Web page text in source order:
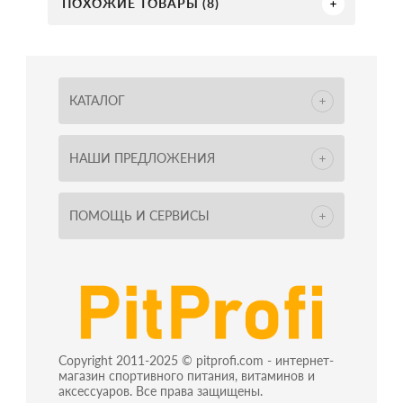
ПОХОЖИЕ ТОВАРЫ (8)
КАТАЛОГ
НАШИ ПРЕДЛОЖЕНИЯ
ПОМОЩЬ И СЕРВИСЫ
Copyright 2011-2025 © pitprofi.com - интернет-
магазин спортивного питания, витаминов и
аксессуаров. Все права защищены.